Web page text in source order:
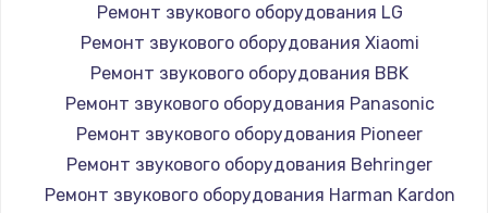
Ремонт звукового оборудования LG
Ремонт звукового оборудования Xiaomi
Ремонт звукового оборудования BBK
Ремонт звукового оборудования Panasonic
Ремонт звукового оборудования Pioneer
Ремонт звукового оборудования Behringer
Ремонт звукового оборудования Harman Kardon